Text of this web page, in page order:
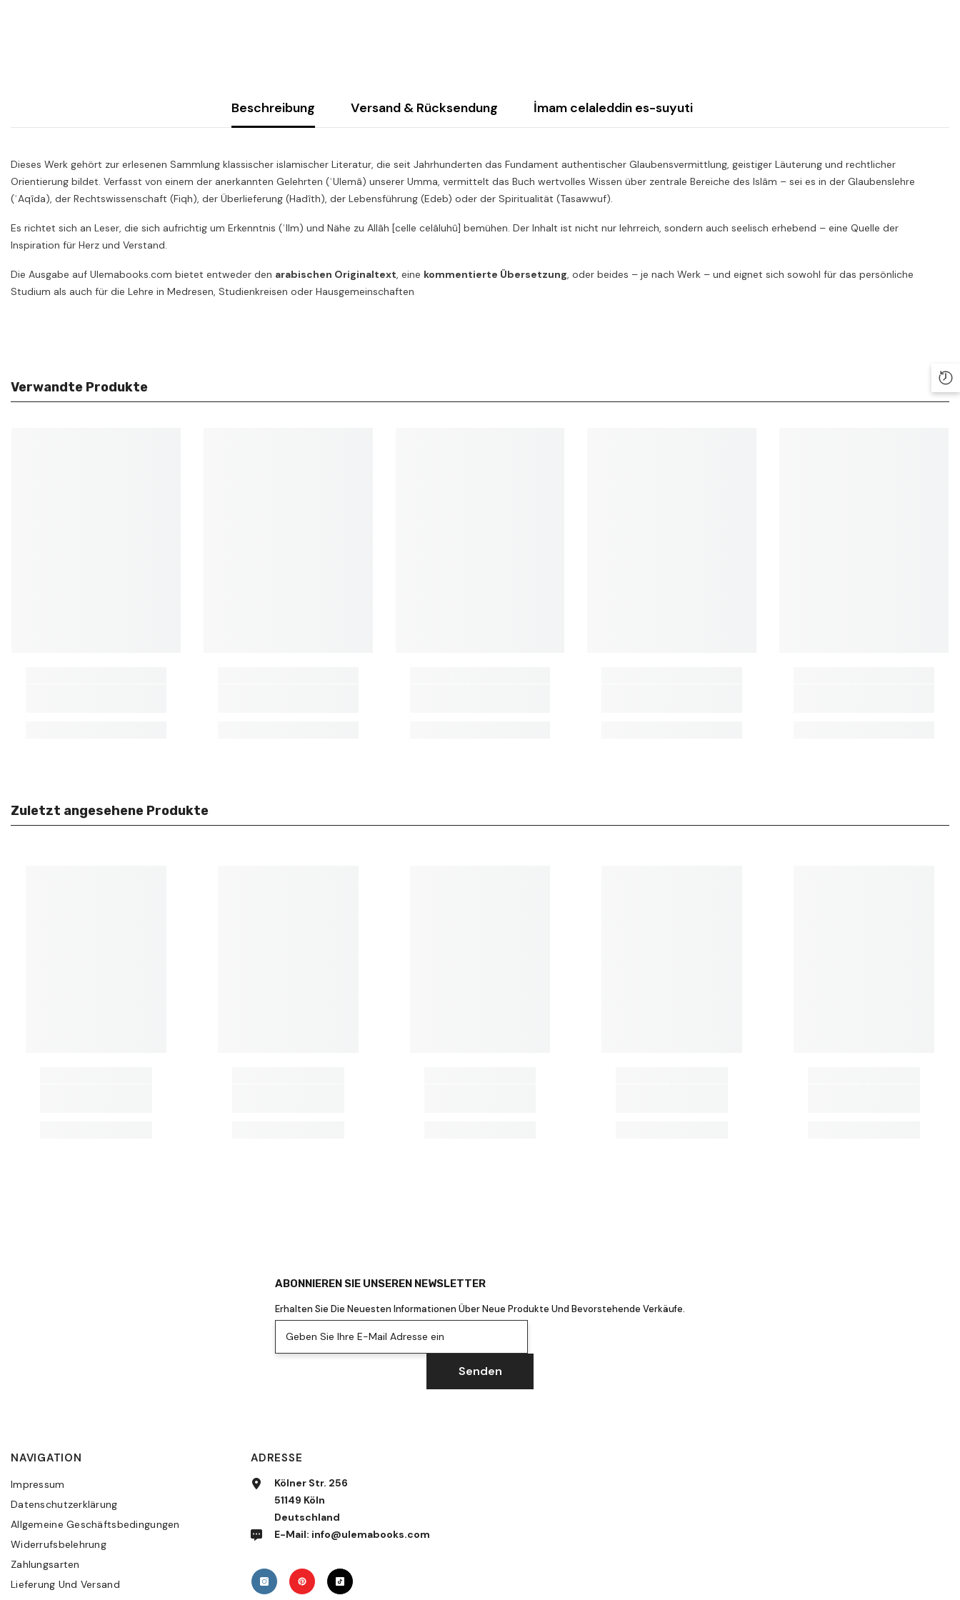
Beschreibung Versand & Rücksendung İmam celaleddin es-suyuti
Dieses Werk gehört zur erlesenen Sammlung klassischer islamischer Literatur, die seit Jahrhunderten das Fundament authentischer Glaubensvermittlung, geistiger Läuterung und rechtlicher
Orientierung bildet. Verfasst von einem der anerkannten Gelehrten (ʿUlemâ) unserer Umma, vermittelt das Buch wertvolles Wissen über zentrale Bereiche des Islâm – sei es in der Glaubenslehre
(ʿAqîda), der Rechtswissenschaft (Fiqh), der Überlieferung (Hadîth), der Lebensführung (Edeb) oder der Spiritualität (Tasawwuf).
Es richtet sich an Leser, die sich aufrichtig um Erkenntnis (ʿIlm) und Nähe zu Allâh [celle celâluhû] bemühen. Der Inhalt ist nicht nur lehrreich, sondern auch seelisch erhebend – eine Quelle der
Inspiration für Herz und Verstand.
Die Ausgabe auf Ulemabooks.com bietet entweder den arabischen Originaltext, eine kommentierte Übersetzung, oder beides – je nach Werk – und eignet sich sowohl für das persönliche
Studium als auch für die Lehre in Medresen, Studienkreisen oder Hausgemeinschaften
Verwandte Produkte
Zuletzt angesehene Produkte
ABONNIEREN SIE UNSEREN NEWSLETTER
Erhalten Sie Die Neuesten Informationen Über Neue Produkte Und Bevorstehende Verkäufe.
Geben Sie Ihre E-Mail Adresse ein
Senden
NAVIGATION
Impressum
Datenschutzerklärung
Allgemeine Geschäftsbedingungen
Widerrufsbelehrung
Zahlungsarten
Lieferung Und Versand
ADRESSE
Kölner Str. 256
51149 Köln
Deutschland
E-Mail: info@ulemabooks.com